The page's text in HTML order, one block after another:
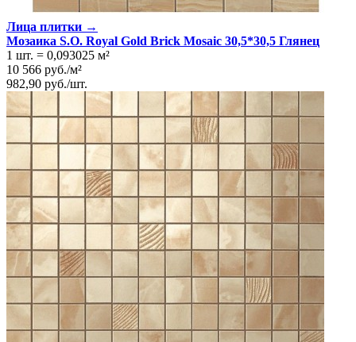
Лица плитки →
Мозаика S.O. Royal Gold Brick Mosaic 30,5*30,5 Глянeц
1 шт. = 0,093025 м²
10 566 руб./м²
982,90 руб./шт.